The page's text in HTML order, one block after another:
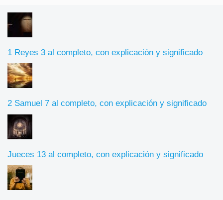
1 Reyes 3 al completo, con explicación y significado
2 Samuel 7 al completo, con explicación y significado
Jueces 13 al completo, con explicación y significado